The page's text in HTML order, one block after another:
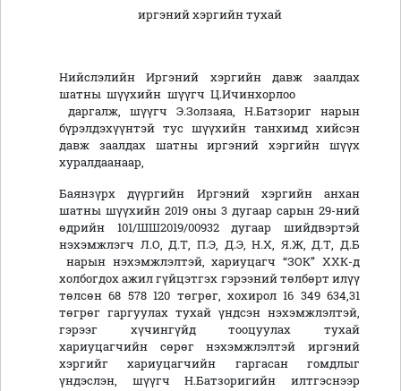
иргэний хэргийн тухай
Нийслэлийн Иргэний хэргийн давж заалдах
шатны шүүхийн шүүгч Ц.Ичинхорлоо
даргалж, шүүгч Э.Золзаяа, Н.Батзориг нарын
бүрэлдэхүүнтэй тус шүүхийн танхимд хийсэн
давж заалдах шатны иргэний хэргийн шүүх
хуралдаанаар,
Баянзүрх дүүргийн Иргэний хэргийн анхан
шатны шүүхийн 2019 оны 3 дугаар сарын 29-ний
өдрийн 101/ШШ2019/00932 дугаар шийдвэртэй
нэхэмжлэгч Л.О, Д.Т, П.Э, Д.Э, Н.Х, Я.Ж, Д.Т, Д.Б
нарын нэхэмжлэлтэй, хариуцагч “ЗОК” ХХК-д
холбогдох ажил гүйцэтгэх гэрээний төлбөрт илүү
төлсөн 68 578 120 төгрөг, хохирол 16 349 634,31
төгрөг гаргуулах тухай үндсэн нэхэмжлэлтэй,
гэрээг хүчингүйд тооцуулах тухай
хариуцагчийн сөрөг нэхэмжлэлтэй иргэний
хэргийг хариуцагчийн гаргасан гомдлыг
үндэслэн, шүүгч Н.Батзоригийн илтгэснээр